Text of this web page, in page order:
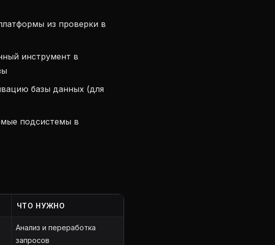
из проверки в
инструмент в
базы данных (для
подсистемы в
ЧТО НУЖНО
Анализ и переработка
запросов